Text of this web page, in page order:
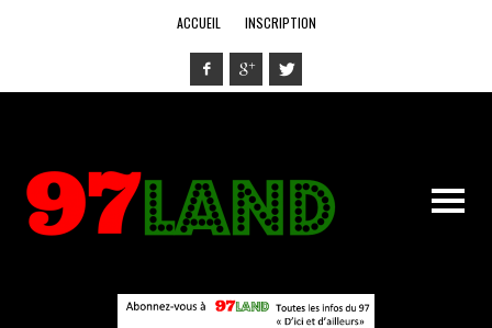
ACCUEIL INSCRIPTION